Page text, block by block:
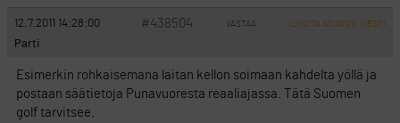
12.7.2011 14:28:00 #438504 VASTAA ILMOITA ASIATON VIESTI
Parti
Esimerkin rohkaisemana laitan kellon soimaan kahdelta yöllä ja
postaan säätietoja Punavuoresta reaaliajassa. Tätä Suomen
golf tarvitsee.